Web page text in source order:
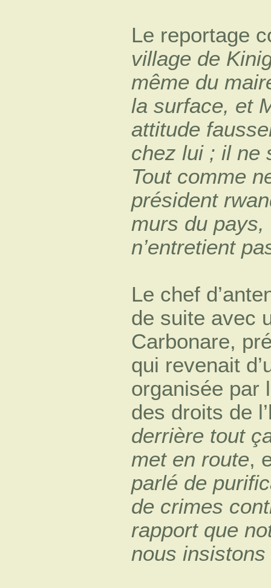
Le reportage
village de
même du
la surface, et
attitude
chez lui ; il ne
Tout comme
président
murs du
n’entretient
Le chef
de suite avec
Carbonare,
qui revenait
organisée par
des droits de
derrière tout
met en route,
parlé de
de crimes
rapport que
nous